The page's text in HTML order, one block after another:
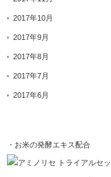
2017年10月
2017年9月
2017年8月
2017年7月
2017年6月
・お米の発酵エキス配合
アミノリセ トライアルセッ